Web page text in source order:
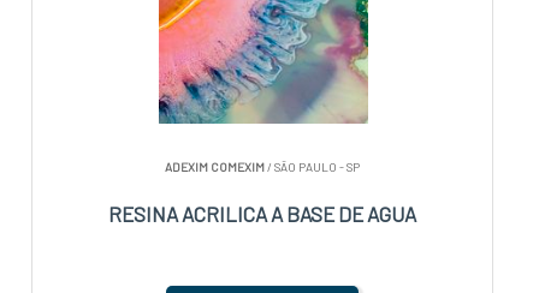
ADEXIM COMEXIM/ SÃO PAULO - SP
RESINA ACRILICA A BASE DE AGUA